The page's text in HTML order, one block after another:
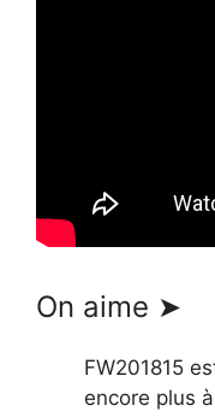
On aime ➤
FW201815
encore plus